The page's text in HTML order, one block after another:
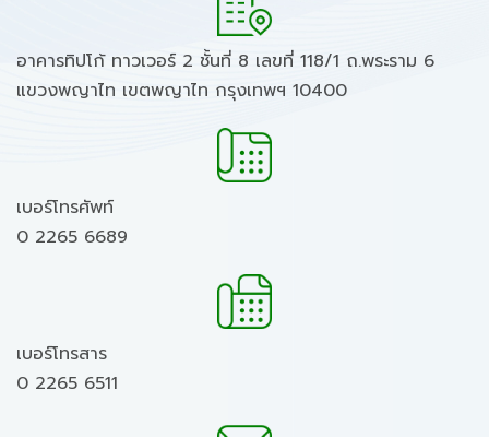
อาคารทิปโก้ ทาวเวอร์ 2 ชั้นที่ 8 เลขที่ 118/1 ถ.พระราม 6
แขวงพญาไท เขตพญาไท กรุงเทพฯ 10400
เบอร์โทรศัพท์
0 2265 6689
เบอร์โทรสาร
0 2265 6511